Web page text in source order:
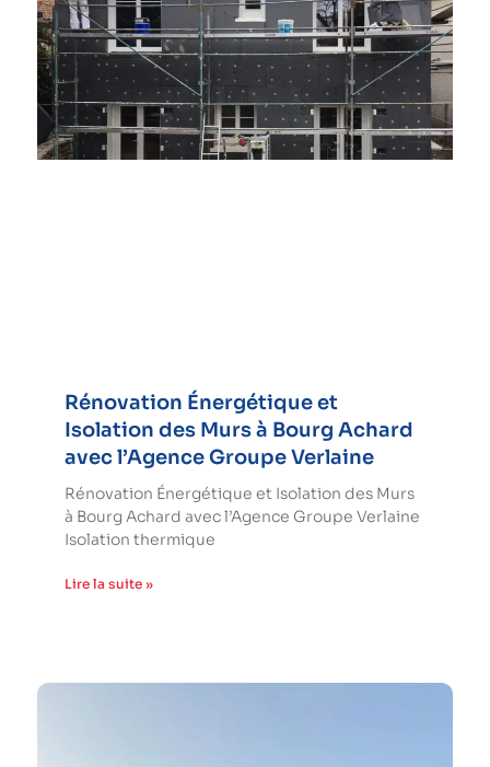
Rénovation Énergétique et
Isolation des Murs à Bourg Achard
avec l’Agence Groupe Verlaine
Rénovation Énergétique et Isolation des Murs
à Bourg Achard avec l’Agence Groupe Verlaine
Isolation thermique
Lire la suite »